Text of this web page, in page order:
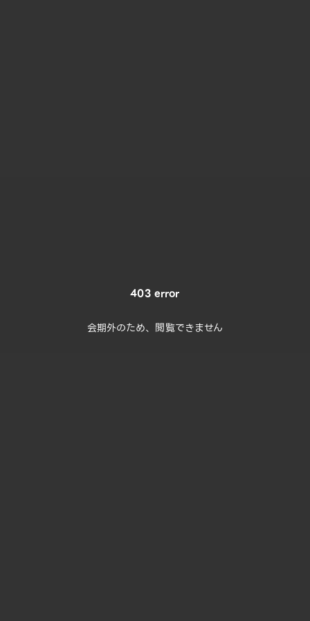
403 error
会期外のため、閲覧できません